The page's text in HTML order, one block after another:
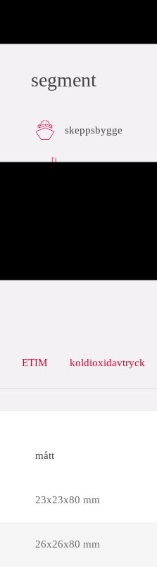
segment
skeppsbygge
ETIM koldioxidavtryck
mått
23x23x80 mm
26x26x80 mm